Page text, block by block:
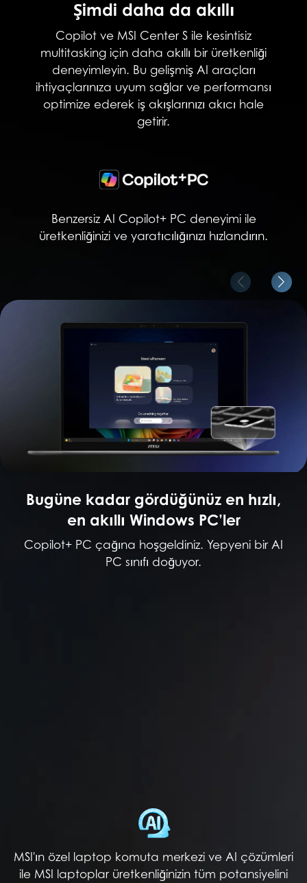
Şimdi daha da akıllı
Copilot ve MSI Center S ile kesintisiz
multitasking için daha akıllı bir üretkenliği
deneyimleyin. Bu gelişmiş AI araçları
ihtiyaçlarınıza uyum sağlar ve performansı
optimize ederek iş akışlarınızı akıcı hale
getirir.
Benzersiz AI Copilot+ PC deneyimi ile
üretkenliğinizi ve yaratıcılığınızı hızlandırın.
Bugüne kadar gördüğünüz en hızlı,
en akıllı Windows PC’ler
Copilot+ PC çağına hoşgeldiniz. Yepyeni bir AI
PC sınıfı doğuyor.
MSI'ın özel laptop komuta merkezi ve AI çözümleri
ile MSI laptoplar üretkenliğinizin tüm potansiyelini